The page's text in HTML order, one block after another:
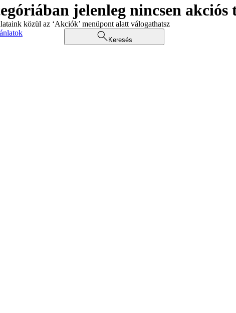
jelenleg nincsen akciós
közül az ‘Akciók’ menüpont alatt válogathatsz
Keresés